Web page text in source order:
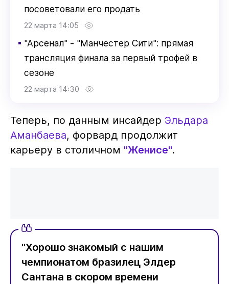
посоветовали его продать
22 марта 14:05
▪ "Арсенал" - "Манчестер Сити": прямая
трансляция финала за первый трофей в
сезоне
22 марта 14:30
Теперь, по данным инсайдер Эльдара
Аманбаева, форвард продолжит
карьеру в столичном "Женисе".
"Хорошо знакомый с нашим
чемпионатом бразилец Элдер
Сантана в скором времени